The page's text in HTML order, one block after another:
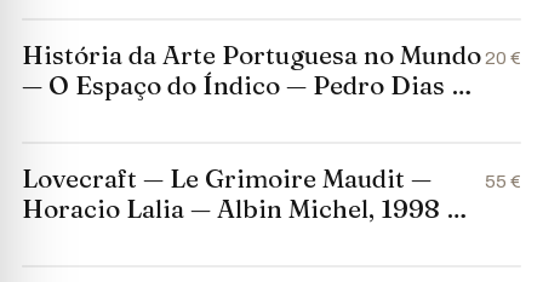
História da Arte Portuguesa no Mundo
— O Espaço do Índico — Pedro Dias —
20 €
Lovecraft — Le Grimoire Maudit —
Horacio Lalia — Albin Michel, 1998 —
55 €